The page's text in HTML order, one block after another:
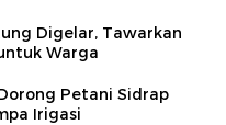
Digelar, Tawarkan
Warga
Petani Sidrap
Irigasi